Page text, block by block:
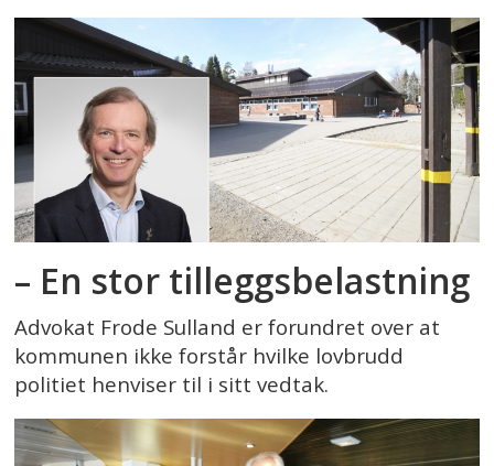
– En stor tilleggsbelastning
Advokat Frode Sulland er forundret over at
kommunen ikke forstår hvilke lovbrudd
politiet henviser til i sitt vedtak.